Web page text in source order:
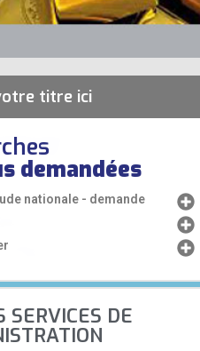
titre ici
demandées
nationale - demande
SERVICES DE